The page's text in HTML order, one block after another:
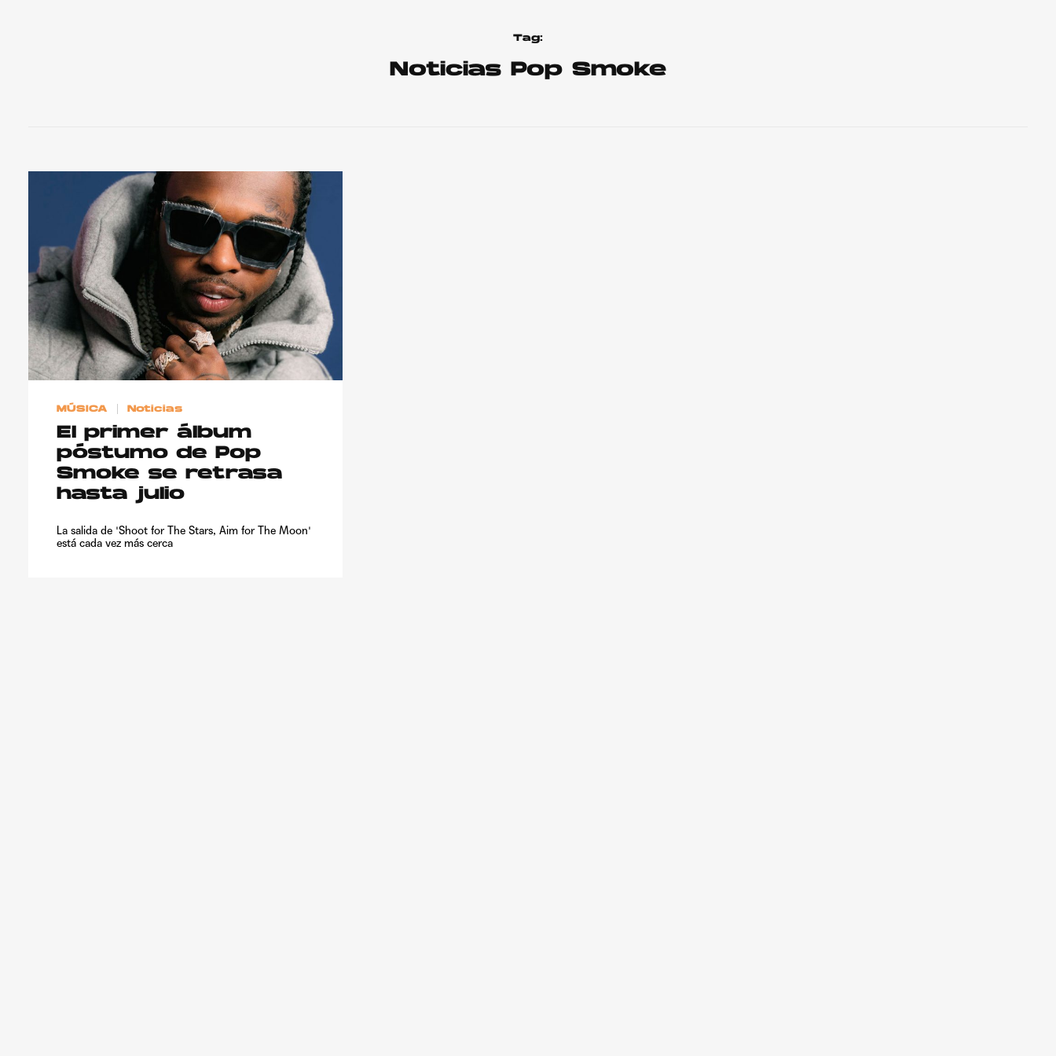
Tag:
Noticias Pop Smoke
MÚSICA Noticias
El primer álbum
póstumo de Pop
Smoke se retrasa
hasta julio
La salida de 'Shoot for The Stars, Aim for The Moon'
está cada vez más cerca